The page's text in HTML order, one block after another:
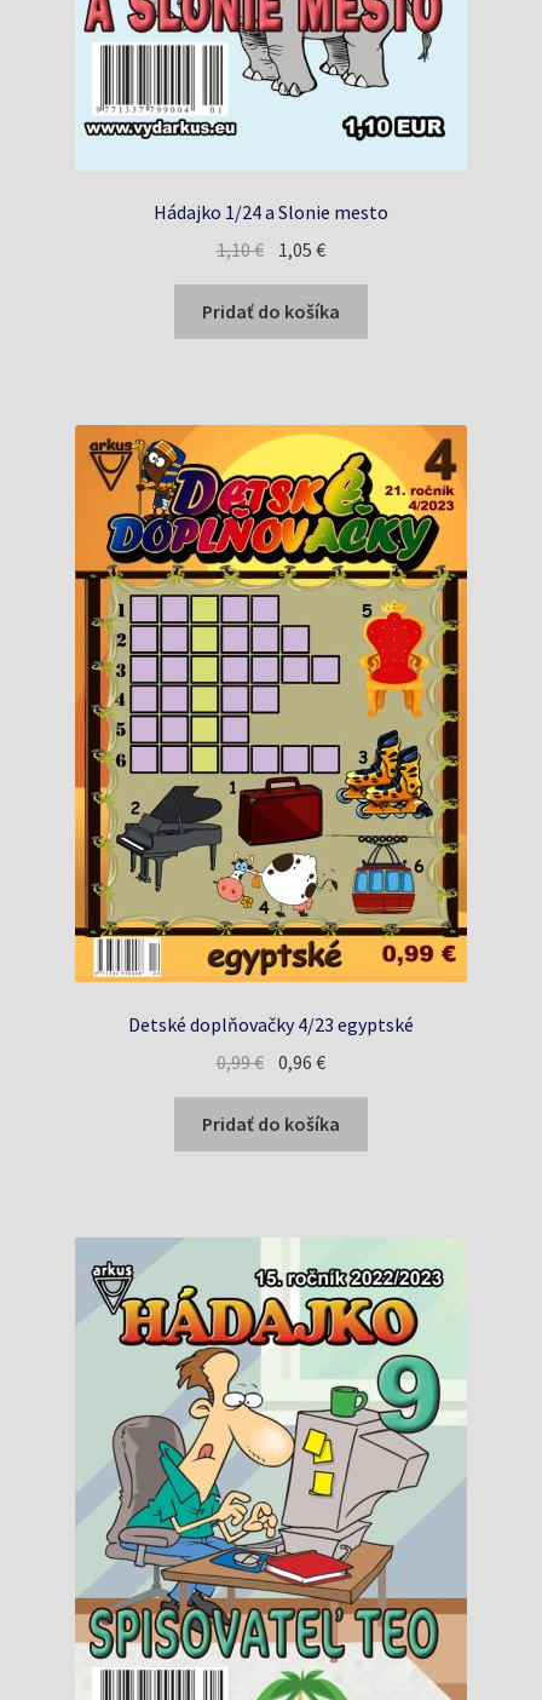
Hádajko 1/24 a Slonie mesto
1,10€ Pôvodná
cena
bola:
1,10 €.
1,05€Aktuálna
cena
je:
1,05 €.
Pridať do košíka
Detské doplňovačky 4/23 egyptské
0,99€ Pôvodná
bola:
0,99 €.
0,96€Aktuálna
je:
0,96 €.
Pridať do košíka